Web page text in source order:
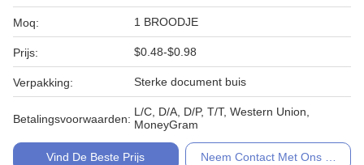
Moq: 1 BROODJE
Prijs: $0.48-$0.98
Verpakking: Sterke document buis
Betalingsvoorwaarden:
L/C, D/A, D/P, T/T, Western Union,
MoneyGram
Vind De Beste Prijs Neem Contact Met Ons Op